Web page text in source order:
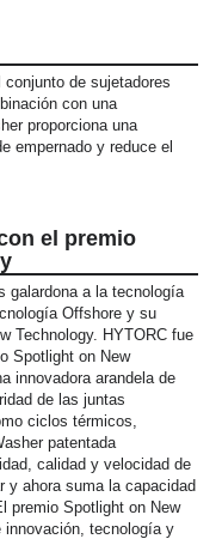
de sujetadores
con una
proporciona una
empernado y reduce el
el premio
galardona a la tecnología
Offshore y su
Technology. HYTORC fue
Spotlight on New
innovadora arandela de
de las juntas
ciclos térmicos,
patentada
calidad y velocidad de
y ahora suma la capacidad
premio Spotlight on New
innovación, tecnología y